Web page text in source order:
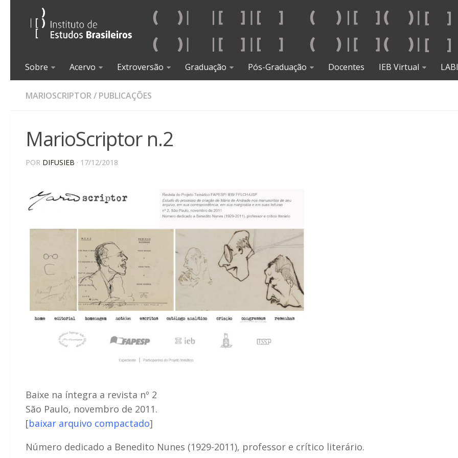
Sobre Acervo Extroversão Graduação Pós-Graduação Docentes IEB Virtual
MARIOSCRIPTOR/ PUBLICAÇÕES
MarioScriptor n.2
POR DIFUSIEB · 17/12/2018
Baixe na íntegra a revista nº 2
São Paulo, novembro de 2011.
[baixar arquivo compactado]
Número dedicado a Benedito Nunes (1929-2011), professor e crítico literário.